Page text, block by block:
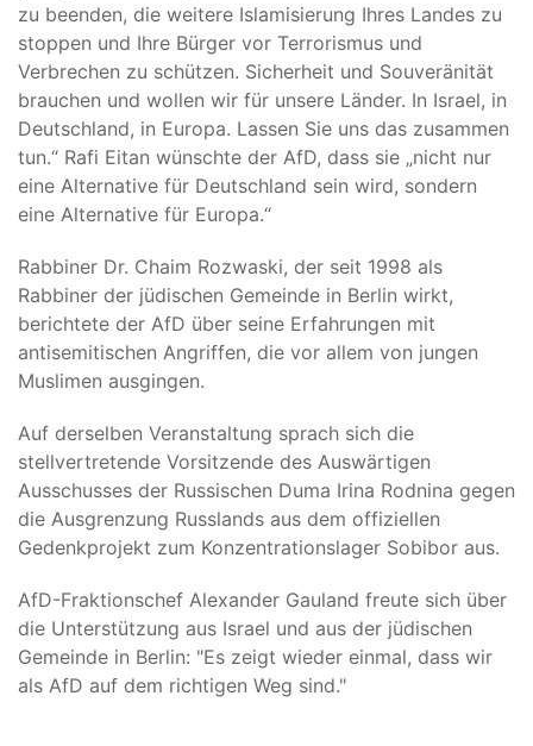
zu beenden, die weitere Islamisierung Ihres Landes zu
stoppen und Ihre Bürger vor Terrorismus und
Verbrechen zu schützen. Sicherheit und Souveränität
brauchen und wollen wir für unsere Länder. In Israel, in
Deutschland, in Europa. Lassen Sie uns das zusammen
tun.“ Rafi Eitan wünschte der AfD, dass sie „nicht nur
eine Alternative für Deutschland sein wird, sondern
eine Alternative für Europa.“
Rabbiner Dr. Chaim Rozwaski, der seit 1998 als
Rabbiner der jüdischen Gemeinde in Berlin wirkt,
berichtete der AfD über seine Erfahrungen mit
antisemitischen Angriffen, die vor allem von jungen
Muslimen ausgingen.
Auf derselben Veranstaltung sprach sich die
stellvertretende Vorsitzende des Auswärtigen
Ausschusses der Russischen Duma Irina Rodnina gegen
die Ausgrenzung Russlands aus dem offiziellen
Gedenkprojekt zum Konzentrationslager Sobibor aus.
AfD-Fraktionschef Alexander Gauland freute sich über
die Unterstützung aus Israel und aus der jüdischen
Gemeinde in Berlin: "Es zeigt wieder einmal, dass wir
als AfD auf dem richtigen Weg sind."